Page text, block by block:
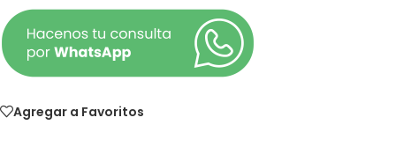
Agregar a Favoritos